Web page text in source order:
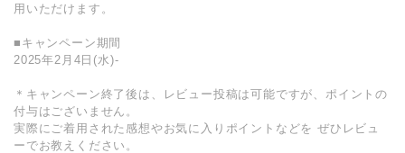
用いただけます。
■キャンペーン期間
2025年2月4日(水)-
＊キャンペーン終了後は、レビュー投稿は可能ですが、ポイントの
付与はございません。
実際にご着用された感想やお気に入りポイントなどを ぜひレビュ
ーでお教えください。